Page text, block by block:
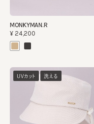
MONKYMAN.R
¥24,200
UVカット 洗える